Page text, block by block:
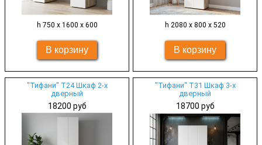
h 750 х 1600 х 600 h 2080 х 800 х 520
"Тифани" Т24 Шкаф 2-х
дверный
18200 руб
"Тифани" Т31 Шкаф 3-х
дверный
18700 руб